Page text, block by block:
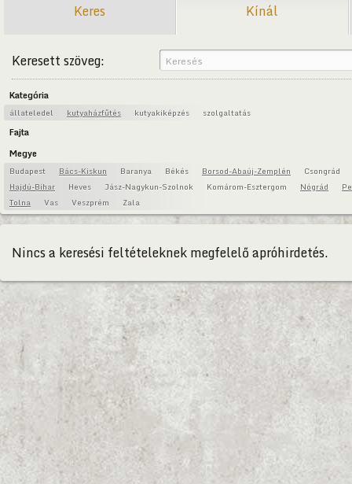
Keres Kínál
Keresett szöveg:
Kategória
állateledel kutyaházfűtés kutyakiképzés szolgaltatás
Fajta
Megye
Budapest Bács-Kiskun Baranya Békés Borsod-Abaúj-Zemplén
Csongrád
Hajdú-Bihar
Heves Jász-Nagykun-Szolnok Komárom-Esztergom Nógrád
Tolna
Vas Veszprém Zala
Nincs a keresési feltételeknek megfelelő apróhirdetés.